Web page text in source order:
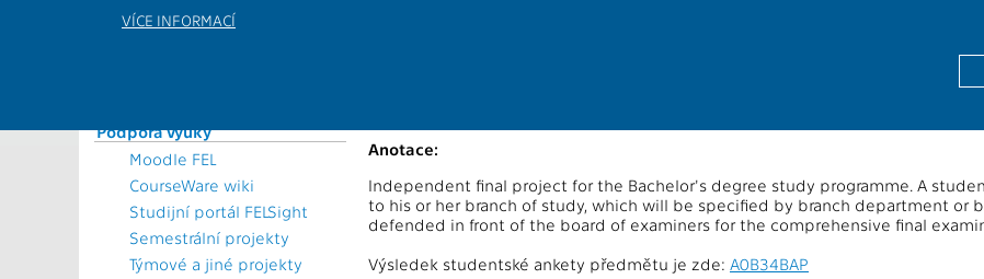
VÍCE INFORMACÍ
Časový plán ak. roku
Podpora výuky
Moodle FEL
CourseWare wiki
Studijní portál FELSight
Semestrální projekty
Týmové a jiné projekty
Anotace:
Independent final project for the Bachelor's degree study programme. A
to his or her branch of study, which will be specified by branch department or
defended in front of the board of examiners for the comprehensive final
Výsledek studentské ankety předmětu je zde: A0B34BAP